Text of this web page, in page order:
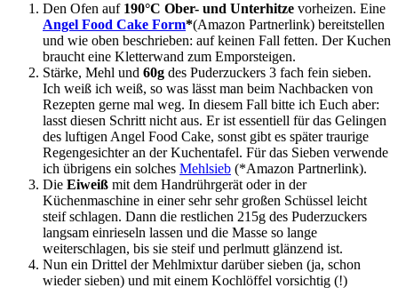
Den Ofen auf 190°C Ober- und Unterhitze vorheizen. Eine
Angel Food Cake Form*(Amazon Partnerlink) bereitstellen
und wie oben beschrieben: auf keinen Fall fetten. Der Kuchen
braucht eine Kletterwand zum Emporsteigen.
Stärke, Mehl und 60g des Puderzuckers 3 fach fein sieben.
Ich weiß ich weiß, so was lässt man beim Nachbacken von
Rezepten gerne mal weg. In diesem Fall bitte ich Euch aber:
lasst diesen Schritt nicht aus. Er ist essentiell für das Gelingen
des luftigen Angel Food Cake, sonst gibt es später traurige
Regengesichter an der Kuchentafel. Für das Sieben verwende
ich übrigens ein solches Mehlsieb (*Amazon Partnerlink).
Die Eiweiß mit dem Handrührgerät oder in der
Küchenmaschine in einer sehr sehr großen Schüssel leicht
steif schlagen. Dann die restlichen 215g des Puderzuckers
langsam einrieseln lassen und die Masse so lange
weiterschlagen, bis sie steif und perlmutt glänzend ist.
Nun ein Drittel der Mehlmixtur darüber sieben (ja, schon
wieder sieben) und mit einem Kochlöffel vorsichtig (!)